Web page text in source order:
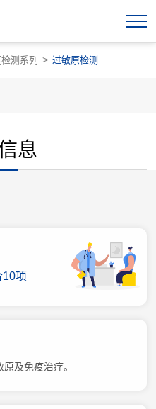
测系列 > 过敏原检测
息
10项
及免疫治疗。